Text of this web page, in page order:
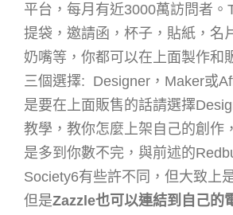
平台，每月有近3000萬訪問者。
提袋，邀請函，杯子，貼紙，名
奶嘴等，你都可以在上面製作和
三個選擇: Designer，Maker或
是要在上面販售的話請選擇
教學，教你怎麼上架自己的創作
是多到你數不完，與前述的
Society6有些許不同，但大致上
但是Zazzle也可以連結到自己的